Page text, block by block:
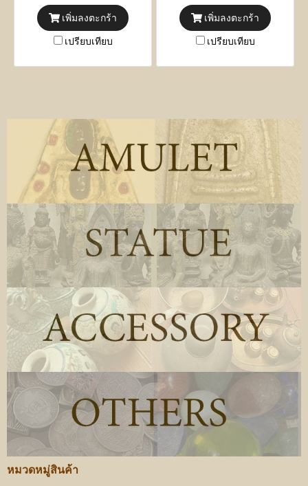
เพิ่มลงตะกร้า
เปรียบเทียบ
เพิ่มลงตะกร้า
เปรียบเทียบ
หมวดหมู่สินค้า